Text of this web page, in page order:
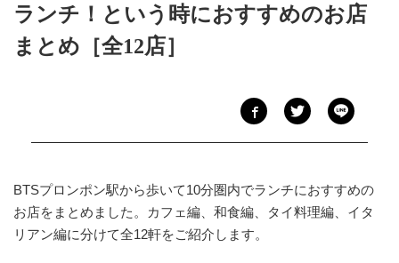
ランチ！という時におすすめのお店
まとめ［全12店］
BTSプロンポン駅から歩いて10分圏内でランチにおすすめの
お店をまとめました。カフェ編、和食編、タイ料理編、イタ
リアン編に分けて全12軒をご紹介します。